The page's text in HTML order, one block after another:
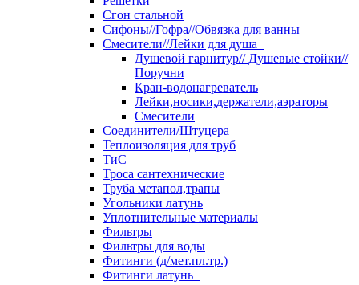
Сгон стальной
Сифоны//Гофра//Обвязка для ванны
Смесители//Лейки для душа
Душевой гарнитур// Душевые стойки//
Поручни
Кран-водонагреватель
Лейки,носики,держатели,аэраторы
Смесители
Соединители/Штуцера
Теплоизоляция для труб
ТиС
Троса сантехнические
Труба метапол,трапы
Угольники латунь
Уплотнительные материалы
Фильтры
Фильтры для воды
Фитинги (д/мет.пл.тр.)
Фитинги латунь